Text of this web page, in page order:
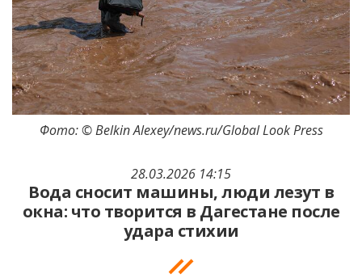
28.03.2026 14:15
Вода сносит машины, люди лезут в
окна: что творится в Дагестане после
удара стихии
Фото: © Belkin Alexey/news.ru/Global Look Press